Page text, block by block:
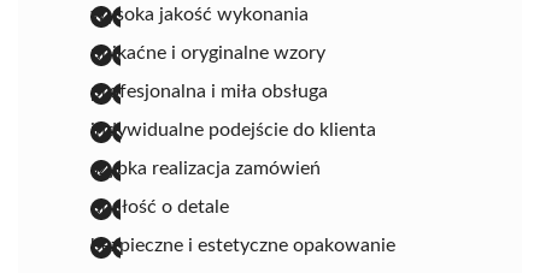
wysoka jakość wykonania
unikaćne i oryginalne wzory
profesjonalna i miła obsługa
indywidualne podejście do klienta
szybka realizacja zamówień
dbałość o detale
bezpieczne i estetyczne opakowanie